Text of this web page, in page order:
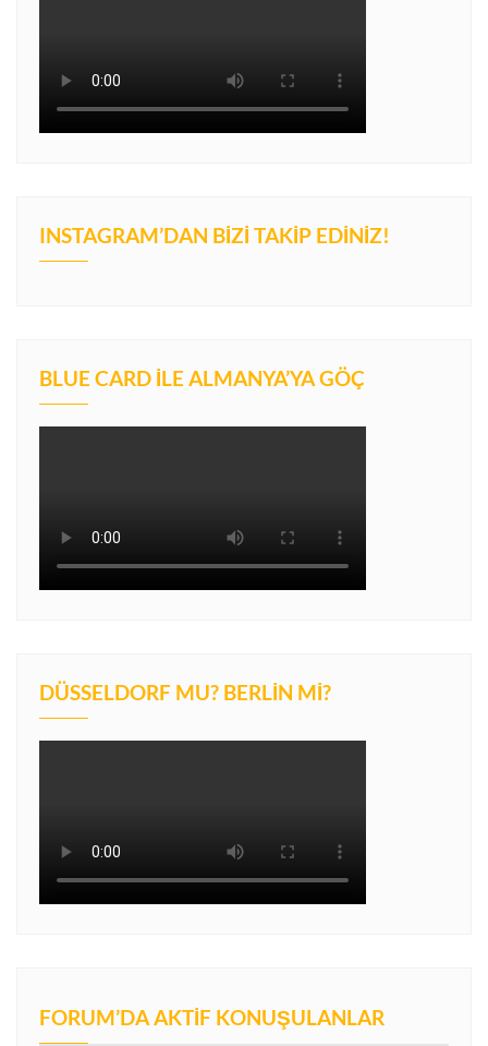
INSTAGRAM’DAN BIZI TAKIP EDINIZ!
BLUE CARD İLE ALMANYA’YA GÖÇ
DÜSSELDORF MU? BERLIN MI?
FORUM’DA AKTIF KONUŞULANLAR